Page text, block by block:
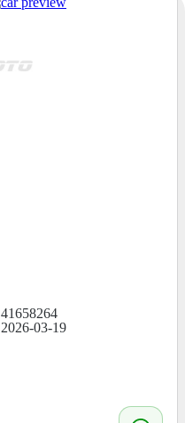
41658264
2026-03-19